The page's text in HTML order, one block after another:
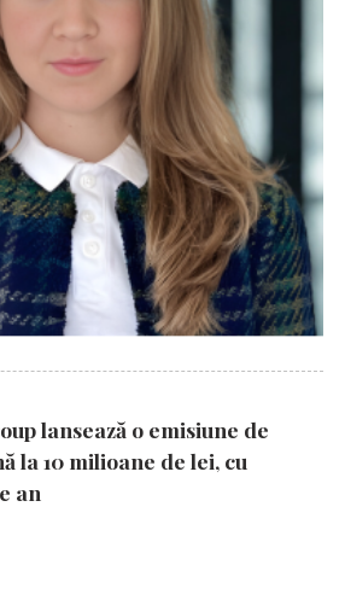
lansează o emisiune de
la 10 milioane de lei, cu
an